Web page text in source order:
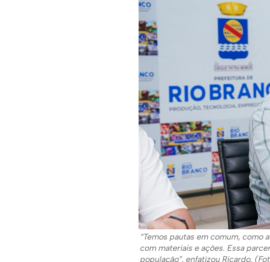
“Temos pautas em comum, como
com materiais e ações. Essa
população”, enfatizou Ricardo.